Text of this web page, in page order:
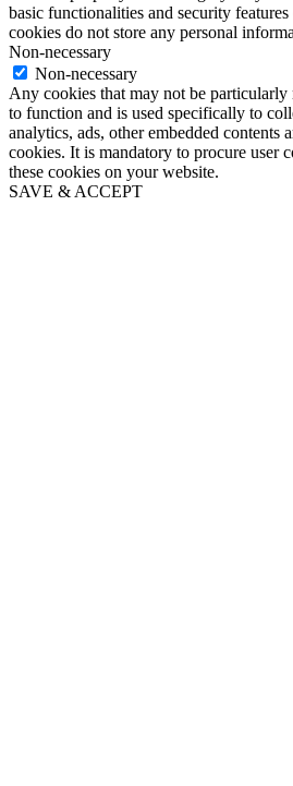
basic functionalities and security
cookies do not store any personal
Non-necessary
Non-necessary
Any cookies that may not be particularly
to function and is used specifically to
analytics, ads, other embedded contents
cookies. It is mandatory to procure user
these cookies on your website.
SAVE & ACCEPT